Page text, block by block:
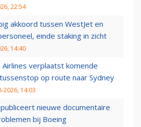
22:54
akkoord tussen WestJet en
einde staking in zicht
14:40
Airlines verplaatst komende
op route naar Sydney
2026, 14:03
nieuwe documentaire
bij Boeing